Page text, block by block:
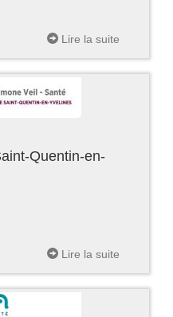
Lire la suite
Quentin-en-
Lire la suite